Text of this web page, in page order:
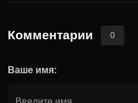
Комментарии 0
Ваше имя: